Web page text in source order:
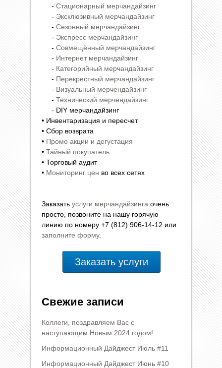
- Стационарный мерчандайзинг
- Эксклюзивный мерчандайзинг
- Сезонный мерчандайзинг
- Экспресс мерчандайзинг
- Совмещённый мерчандайзинг
- Интернет мерчандайзинг
- Категорийный мерчандайзинг
- Перекрестный мерчандайзинг
- Визуальный мерчендайзинг
- Технический мерчендайзинг
- DIY мерчандайзинг
• Инвентаризация и пересчет
• Сбор возврата
• Промо акции и дегустация
• Тайный покупатель
• Торговый аудит
• Мониторинг цен во всех сетях
Заказать услуги мерчандайзинга очень
просто, позвоните на нашу горячую
линию по номеру +7 (812) 906-14-12 или
заполните форму.
Заказать услуги
Свежие записи
Коллеги, поздравляем Вас с
наступающим Новым 2024 годом!
Информационный Дайджест Июль #11
Информационный Дайджест Июнь #10